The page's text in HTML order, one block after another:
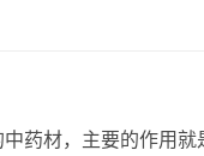
药材，主要的作用就